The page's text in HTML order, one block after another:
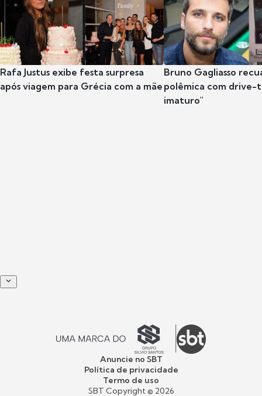
Rafa Justus exibe festa surpresa
após viagem para Grécia com a mãe
Bruno Gagliasso
polêmica com drive-
imaturo"
Anuncie no SBT
Política de privacidade
Termo de uso
SBT Copyright © 2026